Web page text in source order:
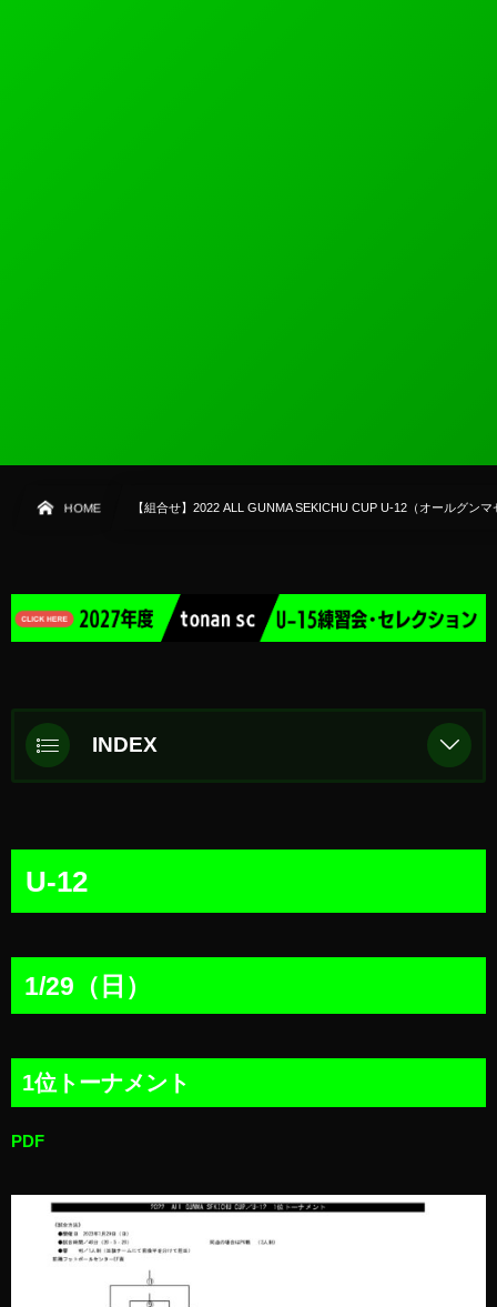
HOME 【組合せ】2022 ALL GUNMA SEKICHU CUP U-12（オールグン
INDEX
1/28（土）
4位トーナメント
7位リーグ
12/18（日）
U-10
U-12
1/29（日）
1位トーナメント
PDF